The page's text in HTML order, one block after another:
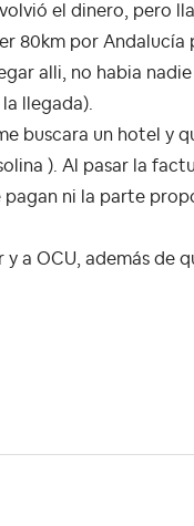
el dinero, pero
80km por
alli, no habia nadie
llegada).
buscara un hotel y
). Al pasar la
ni la parte
a OCU, además de